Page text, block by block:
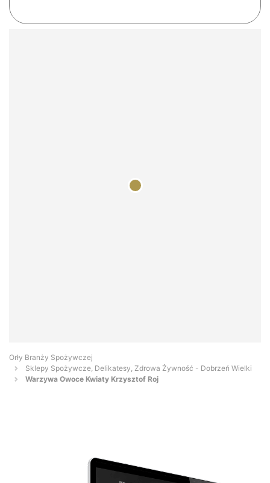
Orły Branży Spożywczej
Sklepy Spożywcze, Delikatesy, Zdrowa Żywność - Dobrzeń Wielki
Warzywa Owoce Kwiaty Krzysztof Roj